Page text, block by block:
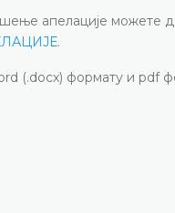
апелације можете
.
(.docx) формату и pdf